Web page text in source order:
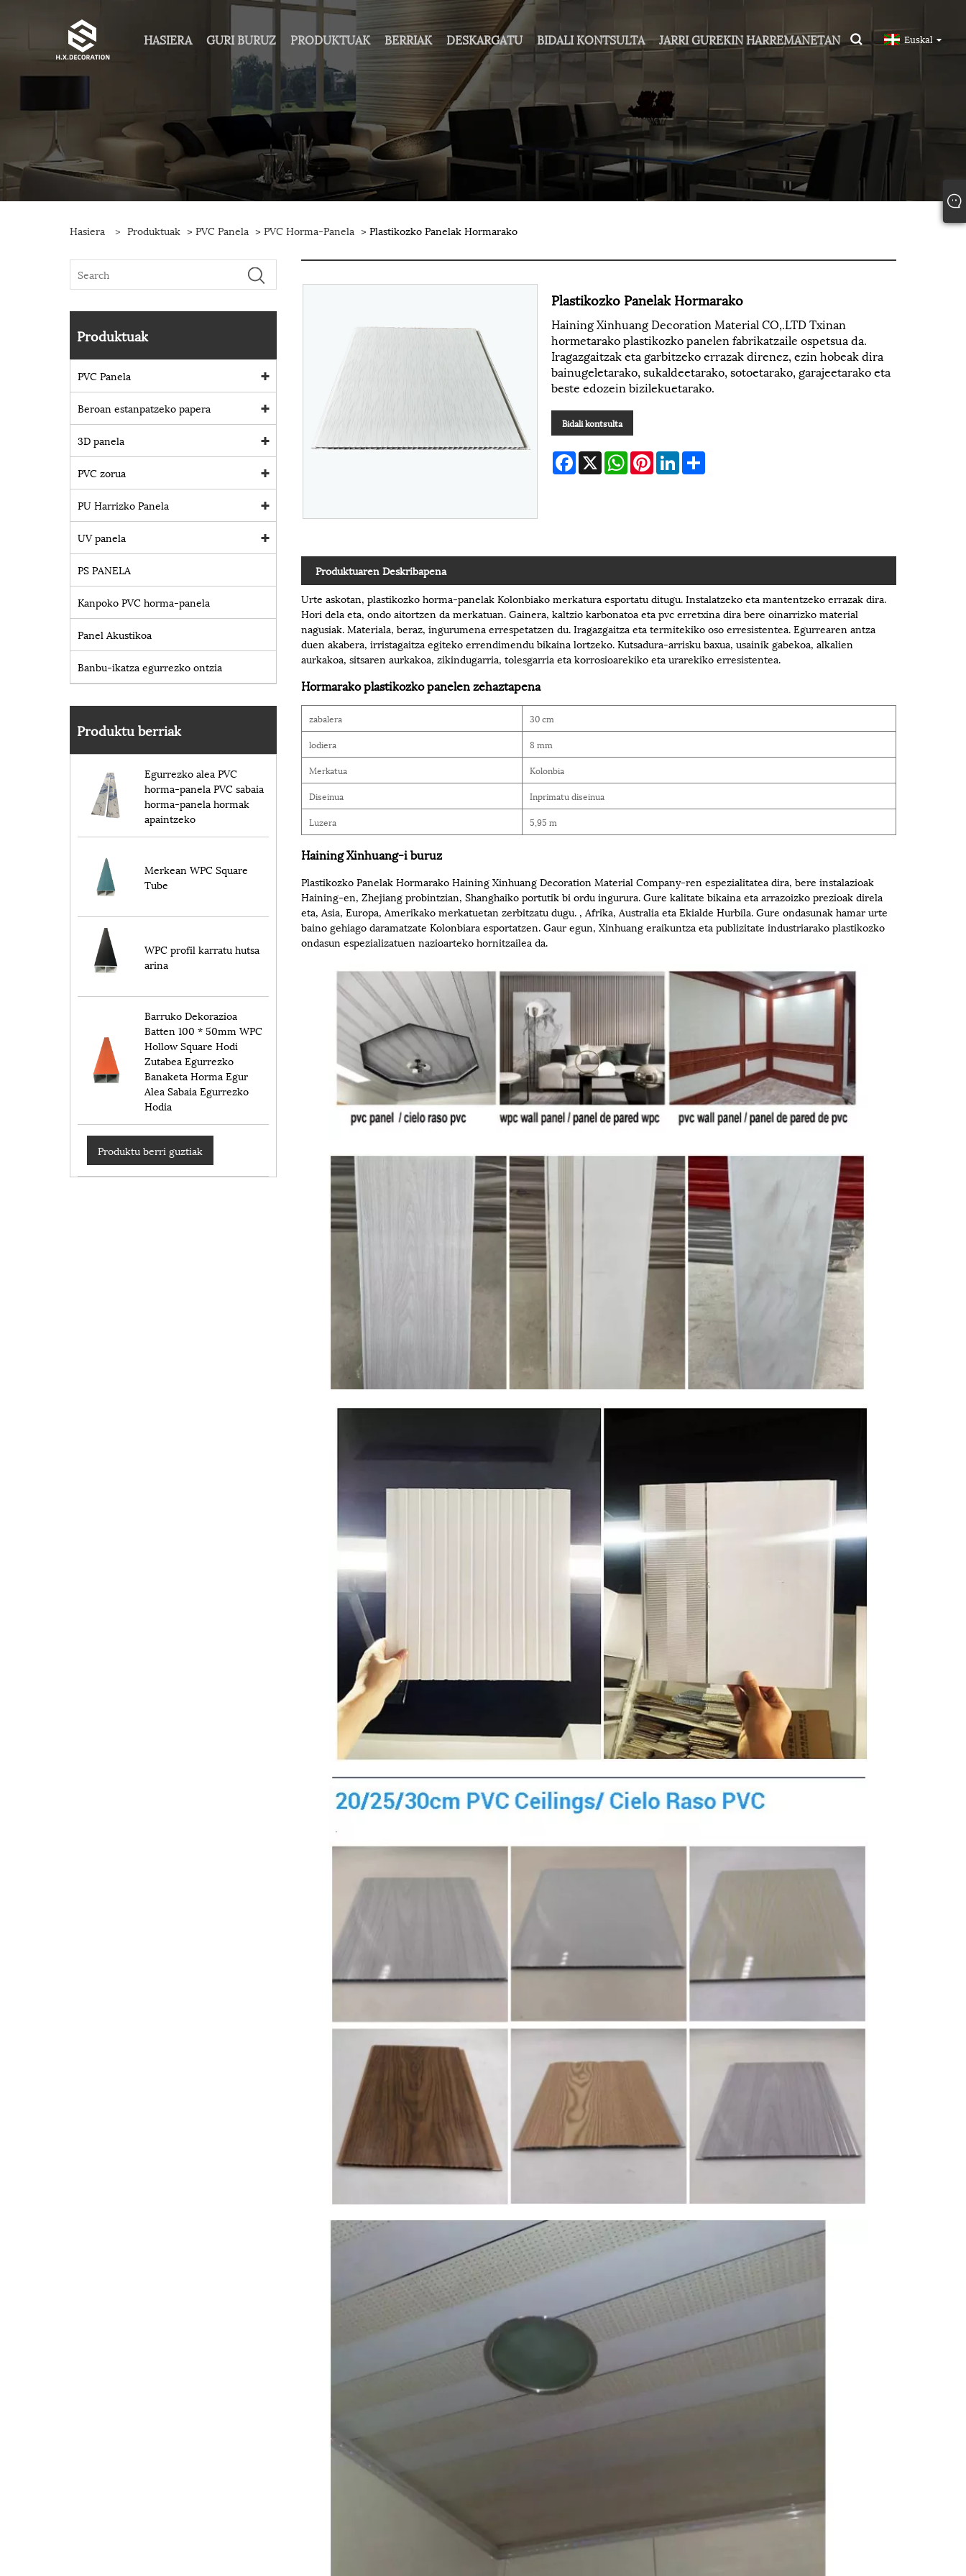
HASIERA GURI BURUZ PRODUKTUAK BERRIAK DESKARGATU BIDALI KONTSULTA JARRI GUREKIN HARREMANETAN Euskal
Hasiera > Produktuak > PVC Panela > PVC Horma-Panela > Plastikozko Panelak Hormarako
Produktuak
PVC Panela
Beroan estanpatzeko papera
3D panela
PVC zorua
PU Harrizko Panela
UV panela
PS PANELA
Kanpoko PVC horma-panela
Panel Akustikoa
Banbu-ikatza egurrezko ontzia
Produktu berriak
Egurrezko alea PVC
horma-panela PVC sabaia
horma-panela hormak
apaintzeko
Merkean WPC Square
Tube
WPC profil karratu hutsa
arina
Barruko Dekorazioa
Batten 100 * 50mm WPC
Hollow Square Hodi
Zutabea Egurrezko
Banaketa Horma Egur
Alea Sabaia Egurrezko
Hodia
Produktu berri guztiak
Plastikozko Panelak Hormarako
Haining Xinhuang Decoration Material CO,.LTD Txinan
hormetarako plastikozko panelen fabrikatzaile ospetsua da.
Iragazgaitzak eta garbitzeko errazak direnez, ezin hobeak dira
bainugeletarako, sukaldeetarako, sotoetarako, garajeetarako eta
beste edozein bizilekuetarako.
Bidali kontsulta
Facebook
X WhatsAppPinterestLinkedInShare
Produktuaren Deskribapena
Urte askotan, plastikozko horma-panelak Kolonbiako merkatura esportatu ditugu. Instalatzeko eta mantentzeko errazak dira.
Hori dela eta, ondo aitortzen da merkatuan. Gainera, kaltzio karbonatoa eta pvc erretxina dira bere oinarrizko material
nagusiak. Materiala, beraz, ingurumena errespetatzen du. Iragazgaitza eta termitekiko oso erresistentea. Egurrearen antza
duen akabera, irristagaitza egiteko errendimendu bikaina lortzeko. Kutsadura-arrisku baxua, usainik gabekoa, alkalien
aurkakoa, sitsaren aurkakoa, zikindugarria, tolesgarria eta korrosioarekiko eta urarekiko erresistentea.
Hormarako plastikozko panelen zehaztapena
zabalera
30 cm
lodiera
8 mm
Merkatua
Kolonbia
Diseinua
Inprimatu diseinua
Luzera
5,95 m
Haining Xinhuang-i buruz
Plastikozko Panelak Hormarako Haining Xinhuang Decoration Material Company-ren espezialitatea dira, bere instalazioak
Haining-en, Zhejiang probintzian, Shanghaiko portutik bi ordu ingurura. Gure kalitate bikaina eta arrazoizko prezioak direla
eta, Asia, Europa, Amerikako merkatuetan zerbitzatu dugu. , Afrika, Australia eta Ekialde Hurbila. Gure ondasunak hamar urte
baino gehiago daramatzate Kolonbiara esportatzen. Gaur egun, Xinhuang eraikuntza eta publizitate industriarako plastikozko
ondasun espezializatuen nazioarteko hornitzailea da.